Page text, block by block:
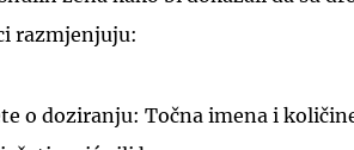
razmjenjuju:
o doziranju: Točna imena i